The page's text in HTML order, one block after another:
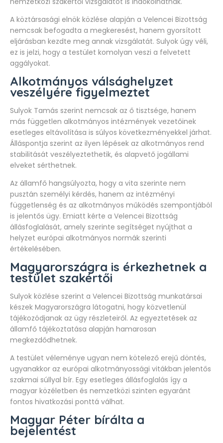
A köztársasági elnök közlése alapján a Velencei Bizottság
nemcsak befogadta a megkeresést, hanem gyorsított
eljárásban kezdte meg annak vizsgálatát. Sulyok úgy véli,
ez is jelzi, hogy a testület komolyan veszi a felvetett
aggályokat.
Alkotmányos válsághelyzet
veszélyére figyelmeztet
Sulyok Tamás szerint nemcsak az ő tisztsége, hanem
más független alkotmányos intézmények vezetőinek
esetleges eltávolítása is súlyos következményekkel járhat.
Álláspontja szerint az ilyen lépések az alkotmányos rend
stabilitását veszélyeztethetik, és alapvető jogállami
elveket sérthetnek.
Az államfő hangsúlyozta, hogy a vita szerinte nem
pusztán személyi kérdés, hanem az intézményi
függetlenség és az alkotmányos működés szempontjából
is jelentős ügy. Emiatt kérte a Velencei Bizottság
állásfoglalását, amely szerinte segítséget nyújthat a
helyzet európai alkotmányos normák szerinti
értékelésében.
Magyarországra is érkezhetnek a
testület szakértői
Sulyok közlése szerint a Velencei Bizottság munkatársai
készek Magyarországra látogatni, hogy közvetlenül
tájékozódjanak az ügy részleteiről. Az egyeztetések az
államfő tájékoztatása alapján hamarosan
megkezdődhetnek.
A testület véleménye ugyan nem kötelező erejű döntés,
ugyanakkor az európai alkotmányossági vitákban jelentős
szakmai súllyal bír. Egy esetleges állásfoglalás így a
magyar közéletben és nemzetközi szinten egyaránt
fontos hivatkozási ponttá válhat.
Magyar Péter bírálta a
bejelentést